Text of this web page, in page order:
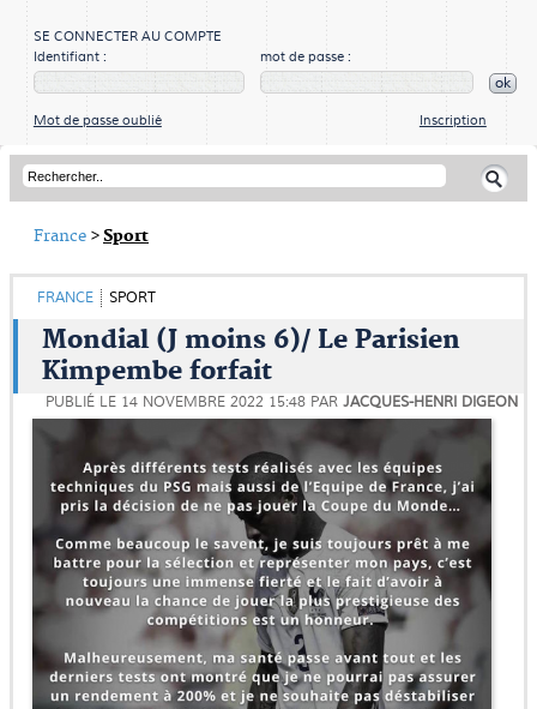
SE CONNECTER AU COMPTE
Identifiant :
mot de passe :
ok
Mot de passe oublié Inscription
France >Sport
FRANCE SPORT
Mondial (J moins 6)/ Le Parisien
Kimpembe forfait
PUBLIÉ LE 14 NOVEMBRE 2022 15:48 PAR JACQUES-HENRI DIGEON